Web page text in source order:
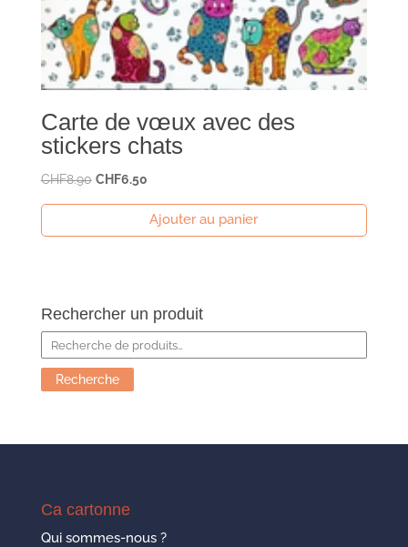
Carte de vœux avec des
stickers chats
CHF8.90 Le
était :
CHF6.50Le
actuel
est :
Ajouter au panier
Rechercher un produit
Recherche
pour :
Recherche
Ca cartonne
Qui sommes-nous ?